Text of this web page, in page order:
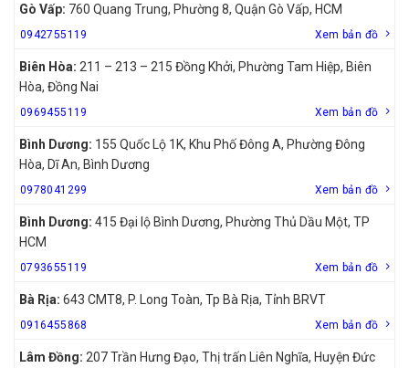
Gò Vấp: 760 Quang Trung, Phường 8, Quận Gò Vấp, HCM
0942755119 Xem bản đồ
Biên Hòa: 211 – 213 – 215 Đồng Khởi, Phường Tam Hiệp, Biên
Hòa, Đồng Nai
0969455119 Xem bản đồ
Bình Dương: 155 Quốc Lộ 1K, Khu Phố Đông A, Phường Đông
Hòa, Dĩ An, Bình Dương
0978041299 Xem bản đồ
Bình Dương: 415 Đại lộ Bình Dương, Phường Thủ Dầu Một, TP
HCM
0793655119 Xem bản đồ
Bà Rịa: 643 CMT8, P. Long Toàn, Tp Bà Rịa, Tỉnh BRVT
0916455868 Xem bản đồ
Lâm Đồng: 207 Trần Hưng Đạo, Thị trấn Liên Nghĩa, Huyện Đức